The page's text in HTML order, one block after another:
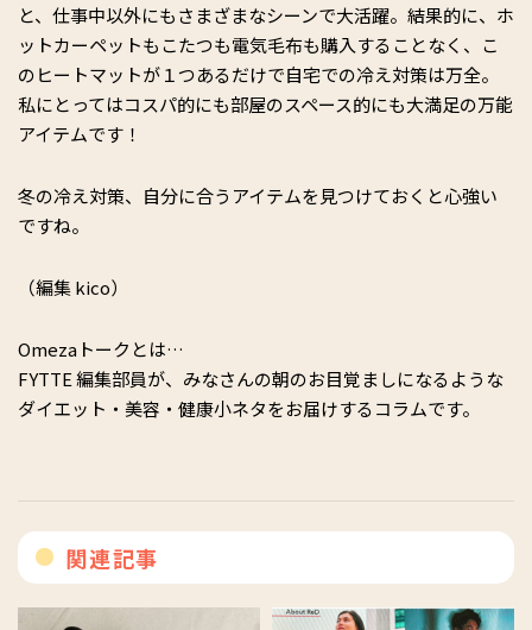
と、仕事中以外にもさまざまなシーンで大活躍。結果的に、ホ
ットカーペットもこたつも電気毛布も購入することなく、こ
のヒートマットが１つあるだけで自宅での冷え対策は万全。
私にとってはコスパ的にも部屋のスペース的にも大満足の万能
アイテムです！
冬の冷え対策、自分に合うアイテムを見つけておくと心強い
ですね。
（編集 kico）
Omezaトークとは…
FYTTE 編集部員が、みなさんの朝のお目覚ましになるような
ダイエット・美容・健康小ネタをお届けするコラムです。
関連記事